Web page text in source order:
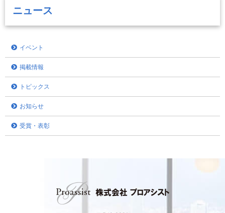
ニュース
イベント
掲載情報
トピックス
お知らせ
受賞・表彰